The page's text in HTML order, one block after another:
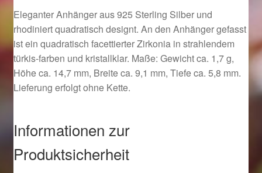
Ostergeschenke finden für Ostern 2017
Ostergeschenke finden für Ostern 2018
Ostergeschenke finden für Ostern 2019
Ostergeschenke finden für Ostern 2021
Eleganter Anhänger aus 925 Sterling Silber und
rhodiniert quadratisch designt. An den Anhänger gefasst
ist ein quadratisch facettierter Zirkonia in strahlendem
türkis-farben und kristallklar. Maße: Gewicht ca. 1,7 g,
Höhe ca. 14,7 mm, Breite ca. 9,1 mm, Tiefe ca. 5,8 mm.
Lieferung erfolgt ohne Kette.
Informationen zur
Produktsicherheit